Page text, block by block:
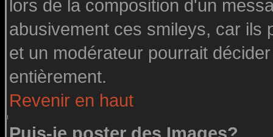
lors de la composition d'un
abusivement ces smileys, car ils
et un modérateur pourrait
entièrement.
Revenir en haut